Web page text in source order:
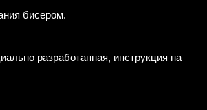
бисером.
разработанная, инструкция на